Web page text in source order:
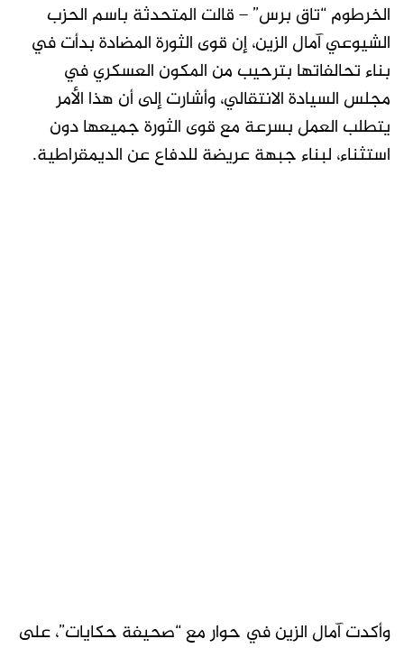
الخرطوم “تاق برس” – قالت المتحدثة باسم الحزب
الشيوعي آمال الزين، إن قوى الثورة المضادة بدأت في
بناء تحالفاتها بترحيب من المكون العسكري في
مجلس السيادة الانتقالي، وأشارت إلى أن هذا الأمر
يتطلب العمل بسرعة مع قوى الثورة جميعها دون
استثناء، لبناء جبهة عريضة للدفاع عن الديمقراطية.
وأكدت آمال الزين في حوار مع “صحيفة حكايات”، على